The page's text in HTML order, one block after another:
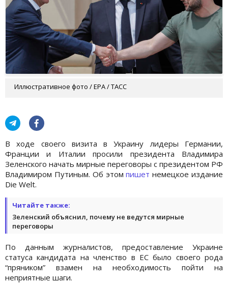
Иллюстративное фото / EPA / ТАСС
В ходе своего визита в Украину лидеры Германии,
Франции и Италии просили президента Владимира
Зеленского начать мирные переговоры с президентом РФ
Владимиром Путиным. Об этомпишет немецкое издание
Die Welt.
Читайте также:
Зеленский объяснил, почему не ведутся мирные
переговоры
По данным журналистов, предоставление Украине
статуса кандидата на членство в ЕС было своего рода
“пряником” взамен на необходимость пойти на
неприятные шаги.